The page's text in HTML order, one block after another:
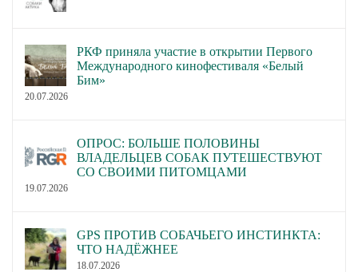
РКФ приняла участие в открытии Первого
Международного кинофестиваля «Белый
Бим»
20.07.2026
ОПРОС: БОЛЬШЕ ПОЛОВИНЫ
ВЛАДЕЛЬЦЕВ СОБАК ПУТЕШЕСТВУЮТ
СО СВОИМИ ПИТОМЦАМИ
19.07.2026
GPS ПРОТИВ СОБАЧЬЕГО ИНСТИНКТА:
ЧТО НАДЁЖНЕЕ
18.07.2026